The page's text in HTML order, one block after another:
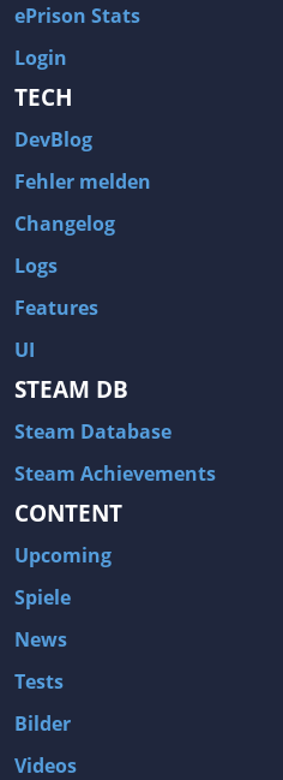
ePrison Stats
Login
TECH
DevBlog
Fehler melden
Changelog
Logs
Features
UI
STEAM DB
Steam Database
Steam Achievements
CONTENT
Upcoming
Spiele
News
Tests
Bilder
Videos